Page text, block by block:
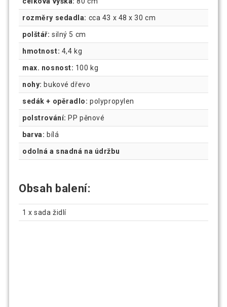
rozměry sedadla: cca 43 x 48 x 30 cm
polštář: silný 5 cm
hmotnost: 4,4 kg
max. nosnost: 100 kg
nohy: bukové dřevo
sedák + opěradlo: polypropylen
polstrování: PP pěnové
barva: bílá
odolná a snadná na údržbu
Obsah balení:
1 x sada židlí